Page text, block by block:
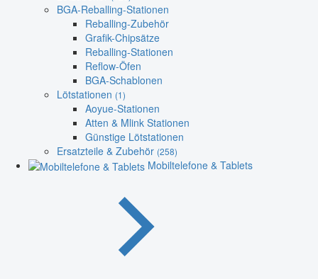
BGA-Reballing-Stationen
Reballing-Zubehör
Grafik-Chipsätze
Reballing-Stationen
Reflow-Öfen
BGA-Schablonen
Lötstationen (1)
Aoyue-Stationen
Atten & Mlink Stationen
Günstige Lötstationen
Ersatzteile & Zubehör (258)
Mobiltelefone & Tablets